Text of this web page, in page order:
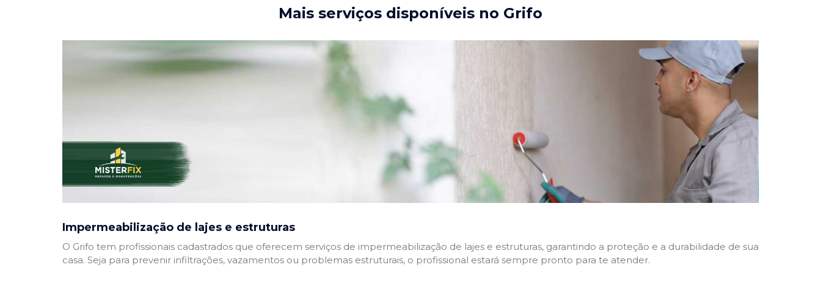
Mais serviços disponíveis no Grifo
Impermeabilização de lajes e estruturas
O Grifo tem profissionais cadastrados que oferecem serviços de impermeabilização de lajes e estruturas, garantindo a proteção e a durabilidade de sua
casa. Seja para prevenir infiltrações, vazamentos ou problemas estruturais, o profissional estará sempre pronto para te atender.